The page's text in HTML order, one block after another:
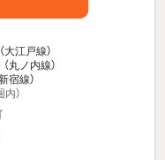
大江戸線）
丸ノ内線）
宿線）
）